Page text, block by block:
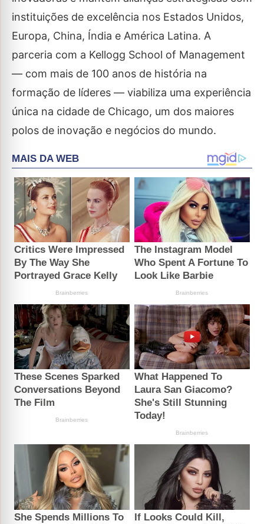
instituições de excelência nos Estados Unidos,
Europa, China, Índia e América Latina. A
parceria com a Kellogg School of Management
— com mais de 100 anos de história na
formação de líderes — viabiliza uma experiência
única na cidade de Chicago, um dos maiores
polos de inovação e negócios do mundo.